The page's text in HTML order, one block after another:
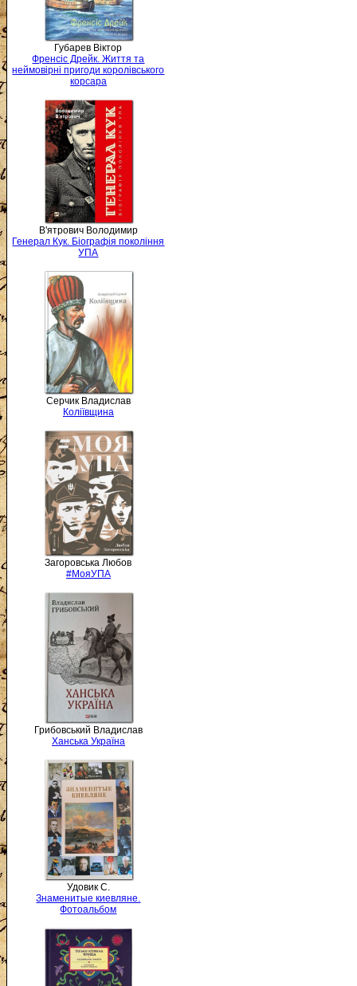
Губарев Віктор
Френсіс Дрейк. Життя та
неймовірні пригоди королівського
корсара
В'ятрович Володимир
Генерал Кук. Біографія покоління
УПА
Серчик Владислав
Коліївщина
Загоровська Любов
#МояУПА
Грибовський Владислав
Ханська Україна
Удовик С.
Знаменитые киевляне.
Фотоальбом